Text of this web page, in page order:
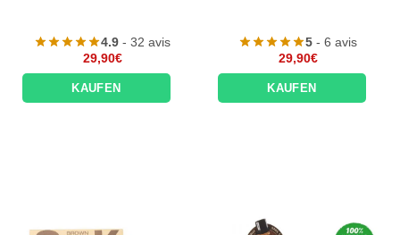
4.9 - 32 avis
29,90€
KAUFEN
5 - 6 avis
29,90€
KAUFEN